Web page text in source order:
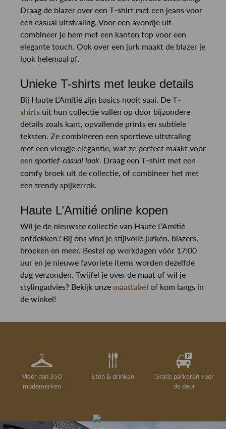
Draag de blazer over een T-shirt met een jeans voor
een casual uitstraling. Voor een avondje uit
combineer je hem met een kanten top voor een
elegante touch. Ook over een jurk maakt de blazer je
look helemaal af.
Unieke T-shirts met leuke details
Bij Haute L’Amitié zijn basics nooit saai. De T-
shirts uit hun collectie vallen op door bijzondere
details zoals kant, opvallende prints en subtiele
teksten. Ze combineren een sportieve uitstraling
met een vleugje elegantie, wat ze perfect maakt voor
een sportief-casual look . Draag een T-shirt met een
comfy broek uit de collectie, of combineer het met
een trendy spijkerrok.
Haute L’Amitié online kopen
Wil je de nieuwste collectie van Haute L’Amitié
ontdekken? Bij ons vind je stijlvolle jurken, blazers,
broeken en meer. Bestel op werkdagen vóór 17:00
uur en je nieuwe favoriete items worden dezelfde
dag verzonden. Twijfel je over de maat of wil je
stylingadvies? Bekijk onze maattabel of kom langs in
de winkel!
Meer dan 350
modemerken
Eten & drinken
Gratis parkeren voor
de deur
drankje
Gratis retourneren in
de winkel
Deskundig
kledingadvies